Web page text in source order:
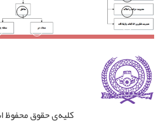
کلیه‌ی حقوق